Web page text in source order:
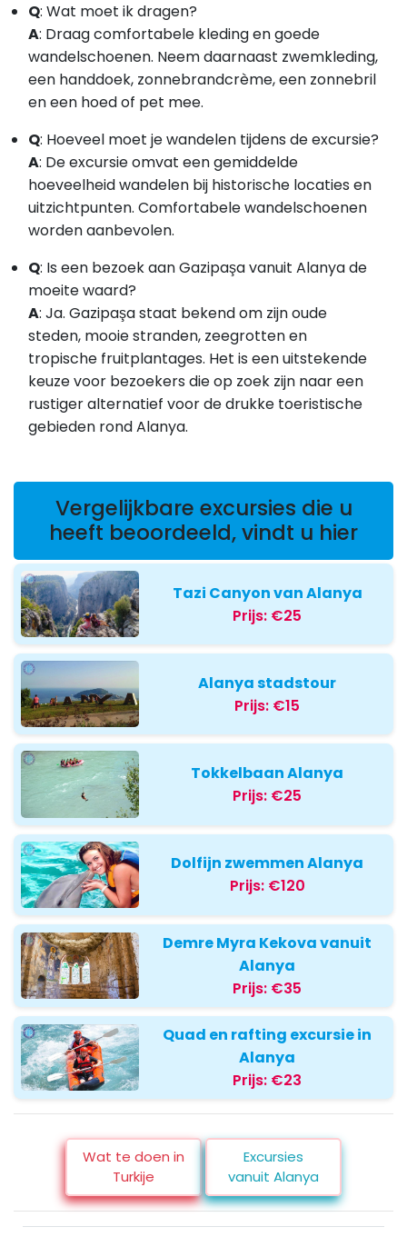
Q: Wat moet ik dragen?
A: Draag comfortabele kleding en goede
wandelschoenen. Neem daarnaast zwemkleding,
een handdoek, zonnebrandcrème, een zonnebril
en een hoed of pet mee.
Q: Hoeveel moet je wandelen tijdens de excursie?
A: De excursie omvat een gemiddelde
hoeveelheid wandelen bij historische locaties en
uitzichtpunten. Comfortabele wandelschoenen
worden aanbevolen.
Q: Is een bezoek aan Gazipaşa vanuit Alanya de
moeite waard?
A: Ja. Gazipaşa staat bekend om zijn oude
steden, mooie stranden, zeegrotten en
tropische fruitplantages. Het is een uitstekende
keuze voor bezoekers die op zoek zijn naar een
rustiger alternatief voor de drukke toeristische
gebieden rond Alanya.
Vergelijkbare excursies die u
heeft beoordeeld, vindt u hier
Tazi Canyon van Alanya
Prijs: €25
Alanya stadstour
Prijs: €15
Tokkelbaan Alanya
Prijs: €25
Dolfijn zwemmen Alanya
Prijs: €120
Demre Myra Kekova vanuit
Alanya
Prijs: €35
Quad en rafting excursie in
Alanya
Prijs: €23
Wat te doen in
Turkije
Excursies
vanuit Alanya